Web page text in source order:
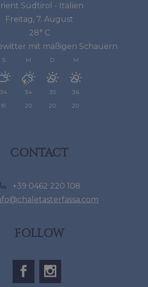
Südtirol - Italien
Freitag, 7. August
28° C
mit mäßigen Schauern
S
34
19
M
34
20
D
35
20
M
36
20
CONTACT
+39 0462 220 108
FOLLOW